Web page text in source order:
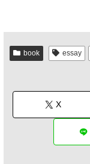
book essay
X